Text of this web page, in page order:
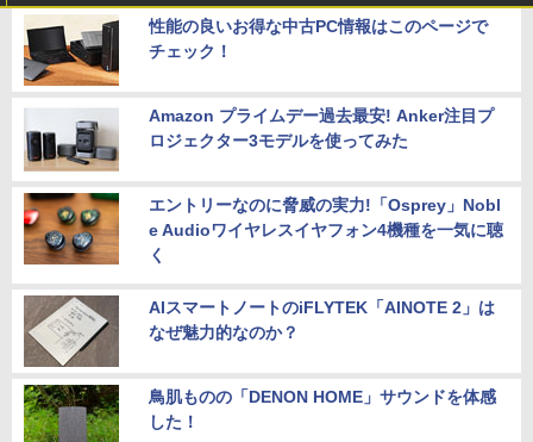
性能の良いお得な中古PC情報はこのページで
チェック！
Amazon プライムデー過去最安! Anker注目プ
ロジェクター3モデルを使ってみた
エントリーなのに脅威の実力!「Osprey」Nobl
e Audioワイヤレスイヤフォン4機種を一気に聴
く
AIスマートノートのiFLYTEK「AINOTE 2」は
なぜ魅力的なのか？
鳥肌ものの「DENON HOME」サウンドを体感
した！